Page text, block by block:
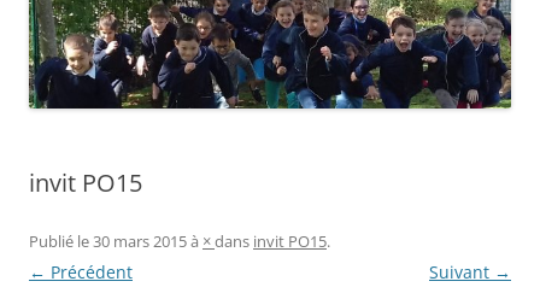
invit PO15
Publié le30 mars 2015à ×dans invit PO15.
← Précédent Suivant →